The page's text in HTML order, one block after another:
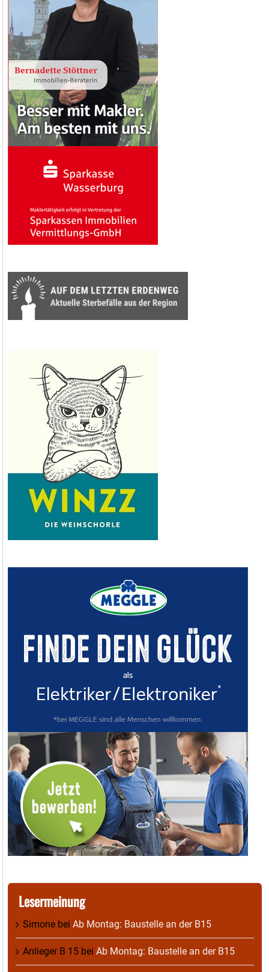
Lesermeinung
Simone bei Ab Montag: Baustelle an der B15
Anlieger B 15 bei Ab Montag: Baustelle an der B15